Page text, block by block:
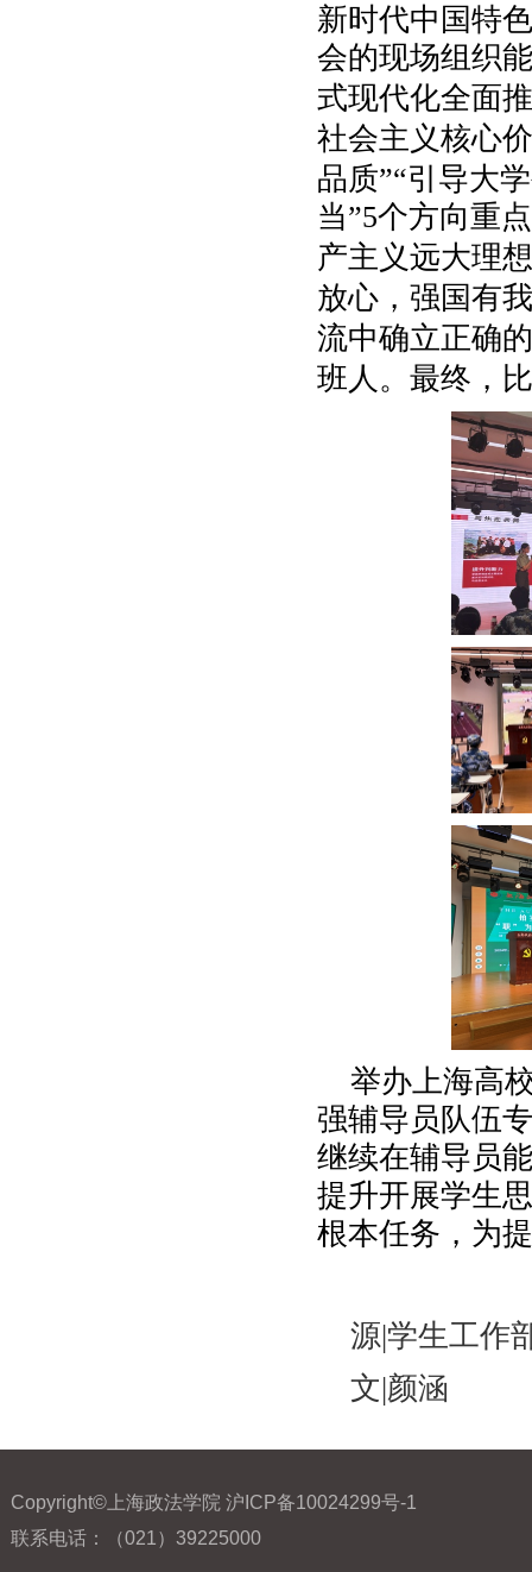
新时代中国特
会的现场组织
式现代化全面
社会主义核心
品质”“引导大
当”5个方向重
产主义远大理
放心，强国有
流中确立正确
班人。最终，
举办上海高
强辅导员队伍
继续在辅导员
提升开展学生
根本任务，为
源|学生工作
文|颜涵
Copyright©上海政法学院 沪ICP备10024299号-1
联系电话：（021）39225000